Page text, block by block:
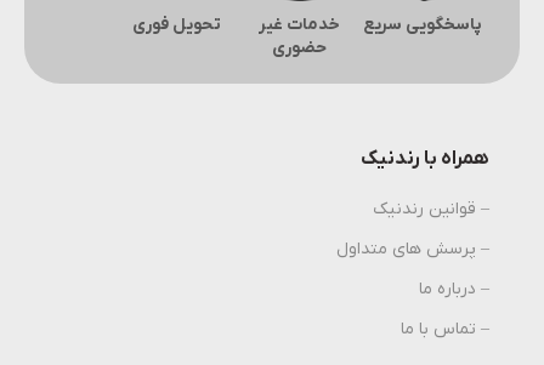
پاسخگویی سریع
خدمات غیر
حضوری
تحویل فوری
همراه با رندنیک
– قوانین رندنیک
– پرسش های متداول
– درباره ما
– تماس با ما